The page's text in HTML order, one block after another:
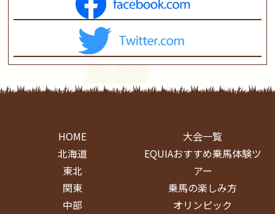
HOME
北海道
東北
関東
中部
大会一覧
EQUIAおすすめ乗馬体験ツ
アー
乗馬の楽しみ方
オリンピック